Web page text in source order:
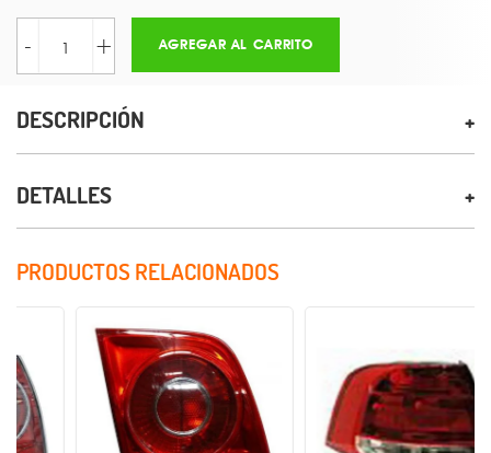
- + AGREGAR AL CARRITO
DESCRIPCIÓN
DETALLES
PRODUCTOS RELACIONADOS